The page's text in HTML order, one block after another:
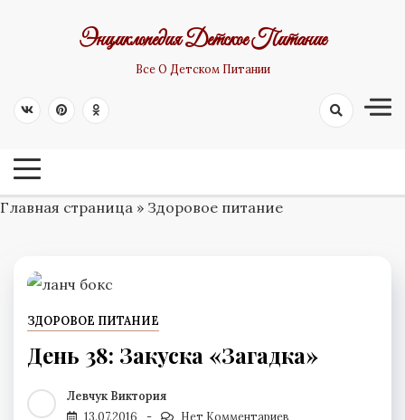
Энциклопедия Детское Питание
Все О Детском Питании
Главная страница » Здоровое питание
ЗДОРОВОЕ ПИТАНИЕ
День 38: Закуска «Загадка»
Левчук Виктория
13.07.2016
Нет Комментариев